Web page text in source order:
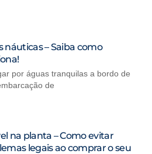
náuticas – Saiba como
por águas tranquilas a bordo de
de
na planta – Como evitar
legais ao comprar o seu